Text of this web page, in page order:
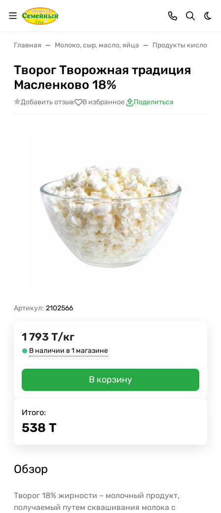
Главная Молоко, сыр, масло, яйца Продукты
Творог Творожная традиция
Масленково 18%
Добавить отзыв В избранное Поделиться
Артикул: 2102566
1 793 Т/кг
В наличии в 1 магазине
В корзину
Итого:
538 Т
Обзор
Творог 18% жирности – молочный продукт,
получаемый путем сквашивания молока с